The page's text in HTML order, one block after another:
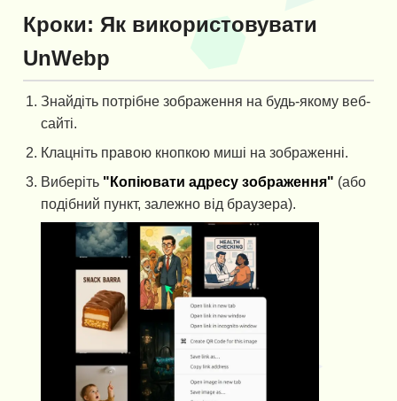
Кроки: Як використовувати
UnWebp
Знайдіть потрібне зображення на будь-якому веб-
сайті.
Клацніть правою кнопкою миші на зображенні.
Виберіть "Копіювати адресу зображення" (або
подібний пункт, залежно від браузера).